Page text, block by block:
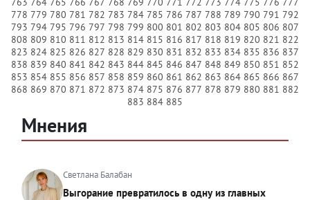
778 779 780 781 782 783 784 785 786 787 788 789 790 791 792
793 794 795 796 797 798 799 800 801 802 803 804 805 806 807
808 809 810 811 812 813 814 815 816 817 818 819 820 821 822
823 824 825 826 827 828 829 830 831 832 833 834 835 836 837
838 839 840 841 842 843 844 845 846 847 848 849 850 851 852
853 854 855 856 857 858 859 860 861 862 863 864 865 866 867
868 869 870 871 872 873 874 875 876 877 878 879 880 881 882
883 884 885
Мнения
Светлана Балабан
Выгорание превратилось в одну из главных